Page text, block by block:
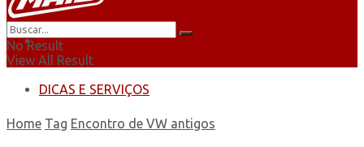
AUTOMOBILISMO
DICAS E SERVIÇOS
No Result
View All Result
Home Tag Encontro de VW antigos